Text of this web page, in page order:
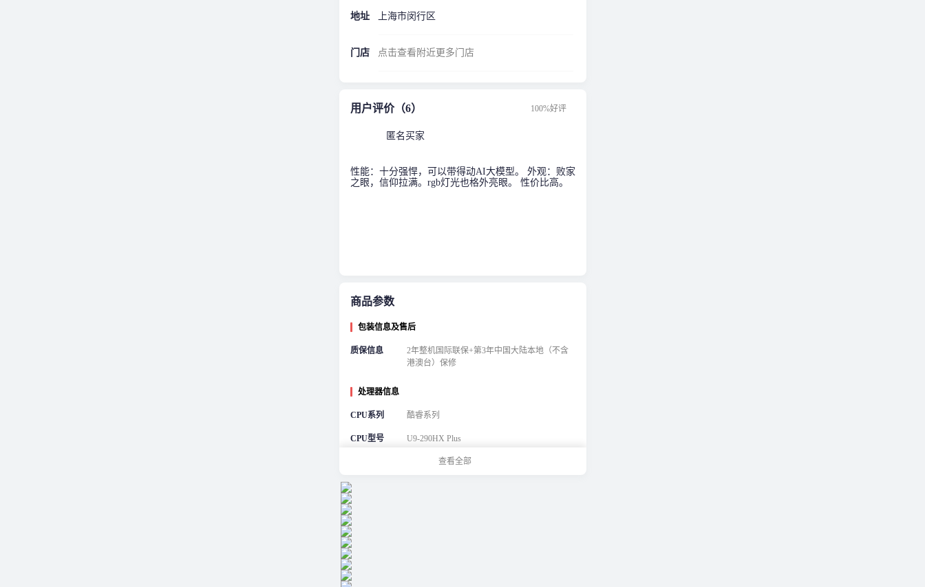
地址 上海市闵行区
门店 点击查看附近更多门店
用户评价（6） 100%好评
匿名买家
性能：十分强悍，可以带得动AI大模型。 外观：败家
之眼，信仰拉满。rgb灯光也格外亮眼。 性价比高。
商品参数
包装信息及售后
质保信息
2年整机国际联保+第3年中国大陆本地（不含
港澳台）保修
处理器信息
CPU系列 酷睿系列
CPU型号 U9-290HX Plus
最大睿频
核心数
线程数
缓存
查看全部